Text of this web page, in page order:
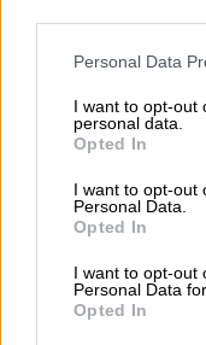
Please note that this
not limited to your
grant or deny
use your data for
consent section.
Personal Data
I want to opt-out
personal data.
Opted In
I want to opt-out
Personal Data.
Opted In
I want to opt-out
Personal Data
Opted In
Ελλάδα|